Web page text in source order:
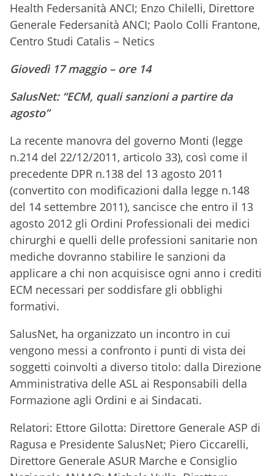
Health Federsanità ANCI; Enzo Chilelli, Direttore
Generale Federsanità ANCI; Paolo Colli Frantone,
Centro Studi Catalis – Netics
Giovedì 17 maggio – ore 14
SalusNet: “ECM, quali sanzioni a partire da
agosto”
La recente manovra del governo Monti (legge
n.214 del 22/12/2011, articolo 33), così come il
precedente DPR n.138 del 13 agosto 2011
(convertito con modificazioni dalla legge n.148
del 14 settembre 2011), sancisce che entro il 13
agosto 2012 gli Ordini Professionali dei medici
chirurghi e quelli delle professioni sanitarie non
mediche dovranno stabilire le sanzioni da
applicare a chi non acquisisce ogni anno i crediti
ECM necessari per soddisfare gli obblighi
formativi.
SalusNet, ha organizzato un incontro in cui
vengono messi a confronto i punti di vista dei
soggetti coinvolti a diverso titolo: dalla Direzione
Amministrativa delle ASL ai Responsabili della
Formazione agli Ordini e ai Sindacati.
Relatori: Ettore Gilotta: Direttore Generale ASP di
Ragusa e Presidente SalusNet; Piero Ciccarelli,
Direttore Generale ASUR Marche e Consiglio